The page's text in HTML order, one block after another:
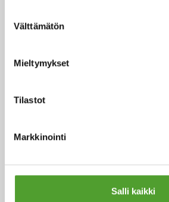
valinta
Välttämätön
Mieltymykset
Tilastot
Markkinointi
Salli kaikki
Logistiikka- ja
huolelliseen pakkaukseen ja